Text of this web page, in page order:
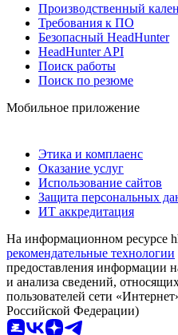
Производственный
Требования к ПО
Безопасный HeadHunter
HeadHunter API
Поиск работы
Поиск по резюме
Мобильное приложение
Этика и комплаенс
Оказание услуг
Использование сайтов
Защита персональных
ИТ аккредитация
На информационном ресурсе
рекомендательные технологии
предоставления информации
и анализа сведений,
пользователей сети
Российской Федерации)